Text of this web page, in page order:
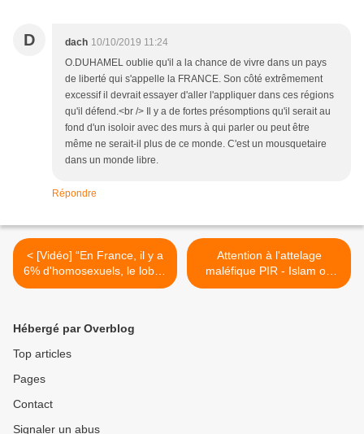
D dach 10/10/2019 11:24
O.DUHAMEL oublie qu'il a la chance de vivre dans un pays
de liberté qui s'appelle la FRANCE. Son côté extrêmement
excessif il devrait essayer d'aller l'appliquer dans ces régions
qu'il défend.<br /> Il y a de fortes présomptions qu'il serait au
fond d'un isoloir avec des murs à qui parler ou peut être
même ne serait-il plus de ce monde. C'est un mousquetaire
dans un monde libre.
Répondre
< [Vidéo] “En France, il y a
6% d'homosexuels, le lobby
gay ne représente que
Attention à l'attelage
maléfique PIR - Islam ou
Islam-PIR, par une lectrice
Hébergé par Overblog
Top articles
Pages
Contact
Signaler un abus